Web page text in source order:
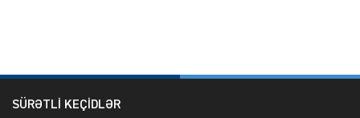
SÜRƏTLİ KEÇİDLƏR